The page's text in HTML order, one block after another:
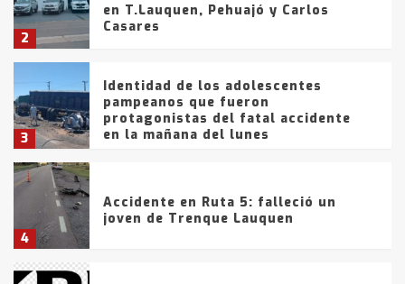
2
en T.Lauquen, Pehuajó y Carlos
Casares
3
Identidad de los adolescentes
pampeanos que fueron
protagonistas del fatal accidente
en la mañana del lunes
4
Accidente en Ruta 5: falleció un
joven de Trenque Lauquen